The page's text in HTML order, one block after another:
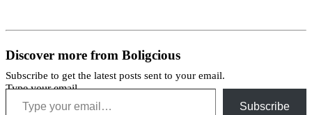
Discover more from Boligcious
Subscribe to get the latest posts sent to your email.
Type your email…
Subscribe